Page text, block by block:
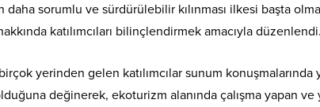
daha sorumlu ve sürdürülebilir kılınması ilkesi başta
katılımcıları bilinçlendirmek amacıyla düzenlendi.
yerinden gelen katılımcılar sunum
değinerek, ekoturizm alanında çalışma yapan